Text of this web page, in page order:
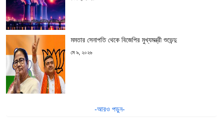
মমতার সেনাপতি থেকে বিজেপির মুখ্যমন্ত্রী শুভেন্দু
মে ৯, ২০২৬
-আরও পড়ুন-